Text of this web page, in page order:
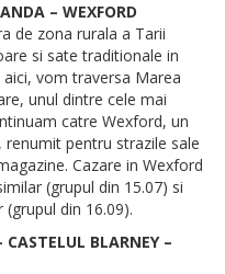
– WEXFORD
de zona rurala a Tarii
si sate traditionale in
vom traversa Marea
unul dintre cele mai
catre Wexford, un
pentru strazile sale
Cazare in Wexford
(grupul din 15.07) si
din 16.09).
BLARNEY –